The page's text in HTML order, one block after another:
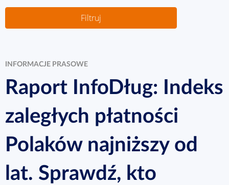
INFORMACJE PRASOWE
Raport InfoDług: Indeks
zaległych płatności
Polaków najniższy od
lat. Sprawdź, kto